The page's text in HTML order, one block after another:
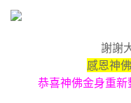
謝謝
感恩神
恭喜神佛金身重